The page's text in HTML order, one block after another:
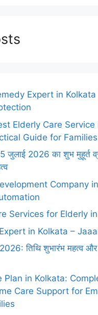
Expert in
Elderly Care Service
Guide for Families
जुलाई 2026 का शुभ मुहूर्त
Company
Services for Elderly
in Kolkata –
तिथि शुभारंभ महत्व और
Plan in Kolkata:
Care Support for